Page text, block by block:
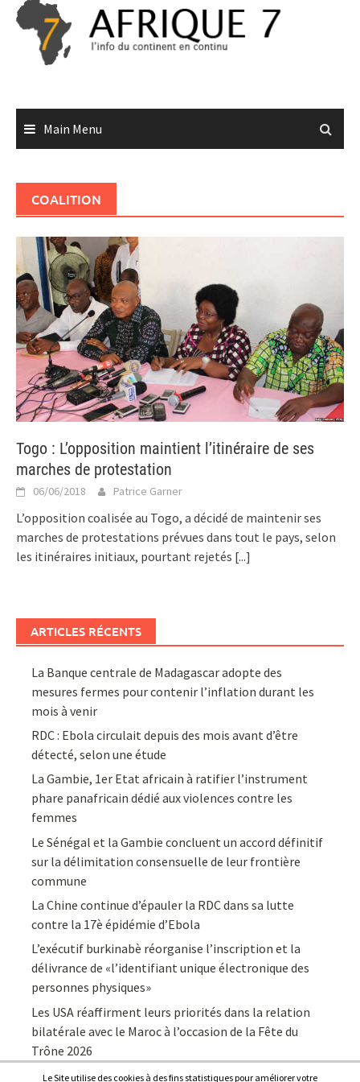
Skip
content
Main Menu
COALITION
Togo : L’opposition maintient l’itinéraire de ses
marches de protestation
06/06/2018 Patrice Garner
L’opposition coalisée au Togo, a décidé de maintenir ses
marches de protestations prévues dans tout le pays, selon
les itinéraires initiaux, pourtant rejetés [...]
ARTICLES RÉCENTS
La Banque centrale de Madagascar adopte des
mesures fermes pour contenir l’inflation durant les
mois à venir
RDC : Ebola circulait depuis des mois avant d’être
détecté, selon une étude
La Gambie, 1er Etat africain à ratifier l’instrument
phare panafricain dédié aux violences contre les
femmes
Le Sénégal et la Gambie concluent un accord définitif
sur la délimitation consensuelle de leur frontière
commune
La Chine continue d’épauler la RDC dans sa lutte
contre la 17è épidémie d’Ebola
L’exécutif burkinabè réorganise l’inscription et la
délivrance de «l’identifiant unique électronique des
personnes physiques»
Les USA réaffirment leurs priorités dans la relation
bilatérale avec le Maroc à l’occasion de la Fête du
Trône 2026
Le Site utilise des cookies à des fins statistiques pour améliorer votre